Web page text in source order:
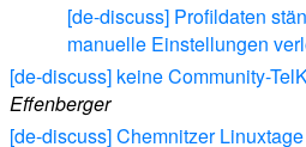
[de-discuss] Profildaten
manuelle Einstellungen
[de-discuss] keine Community-
Effenberger
[de-discuss] Chemnitzer